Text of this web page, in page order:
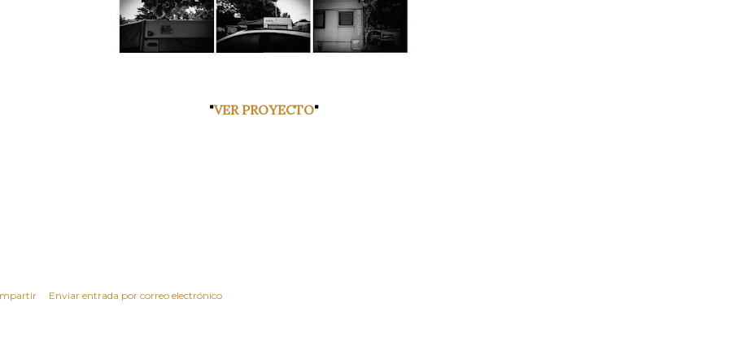
"VER PROYECTO"
Enviar entrada por correo electrónico